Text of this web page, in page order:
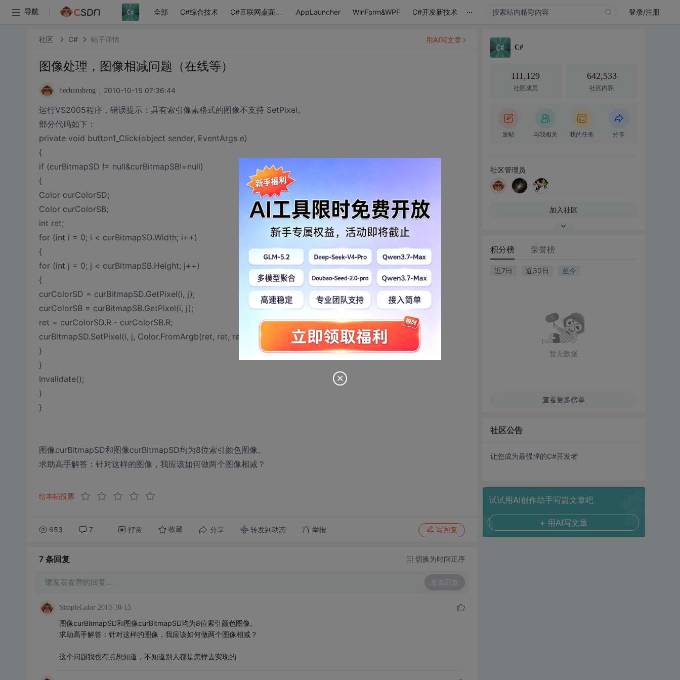
导航 全部 C#综合技术 C#互联网桌面应用 AppLauncher WinForm&WPF C#开发新技术 ... 登录/注册
社区 C# 帖子详情
图像处理，图像相减问题（在线等）
hechunsheng 2010-10-15 07:36:44
运行VS2005程序，错误提示：具有索引像素格式的图像不支持 SetPixel。
部分代码如下：
private void button1_Click(object sender, EventArgs e)
{
if (curBitmapSD != null&curBitmapSB!=null)
{
Color curColorSD;
Color curColorSB;
int ret;
for (int i = 0; i < curBitmapSD.Width; i++)
{
for (int j = 0; j < curBitmapSB.Height; j++)
{
curColorSD = curBitmapSD.GetPixel(i, j);
curColorSB = curBitmapSB.GetPixel(i, j);
ret = curColorSD.R - curColorSB.R;
curBitmapSD.SetPixel(i, j, Color.FromArgb(ret, ret, ret));
}
}
Invalidate();
}
}
图像curBitmapSD和图像curBitmapSD均为8位索引颜色图像。
求助高手解答：针对这样的图像，我应该如何做两个图像相减？
给本帖投票
653 7 打赏 收藏 分享 转发到动态 举报 写回复
用AI写文章
7 条回复 切换为时间正序
请发表友善的回复… 发表回复
SimpleColor 2010-10-15
图像curBitmapSD和图像curBitmapSD均为8位索引颜色图像。
求助高手解答：针对这样的图像，我应该如何做两个图像相减？
这个问题我也有点想知道，不知道别人都是怎样去实现的
C#
111,129
社区成员
642,533
社区内容
发帖 与我相关 我的任务 分享
社区管理员
加入社区
积分榜 荣誉榜
近7日 近30日 至今
暂无数据
查看更多榜单
社区公告
让您成为最强悍的C#开发者
试试用AI创作助手写篇文章吧
+ 用AI写文章